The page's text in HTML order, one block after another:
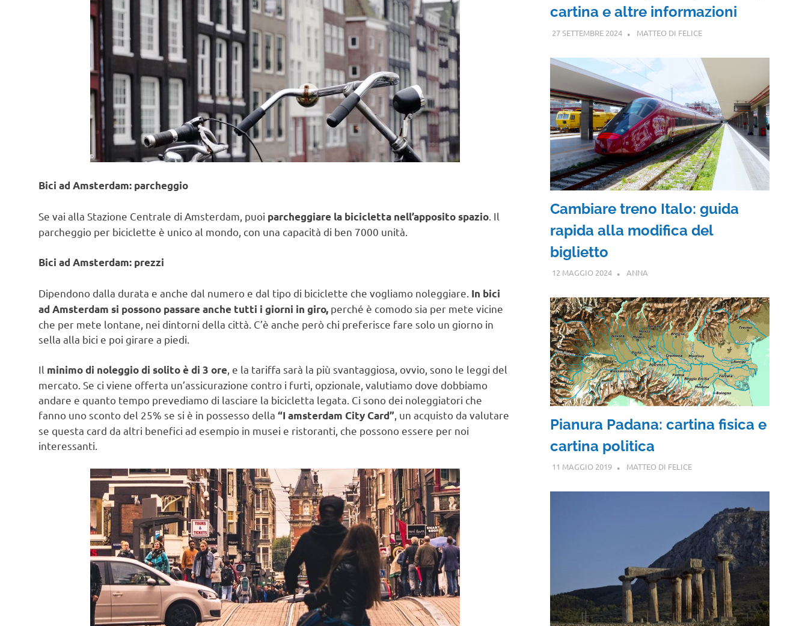
Bici ad Amsterdam: parcheggio
Se vai alla Stazione Centrale di Amsterdam, puoi parcheggiare la bicicletta nell’apposito spazio . Il
parcheggio per biciclette è unico al mondo, con una capacità di ben 7000 unità.
Bici ad Amsterdam: prezzi
Dipendono dalla durata e anche dal numero e dal tipo di biciclette che vogliamo noleggiare. In bici
ad Amsterdam si possono passare anche tutti i giorni in giro, perché è comodo sia per mete vicine
che per mete lontane, nei dintorni della città. C’è anche però chi preferisce fare solo un giorno in
sella alla bici e poi girare a piedi.
Il minimo di noleggio di solito è di 3 ore, e la tariffa sarà la più svantaggiosa, ovvio, sono le leggi del
mercato. Se ci viene offerta un’assicurazione contro i furti, opzionale, valutiamo dove dobbiamo
andare e quanto tempo prevediamo di lasciare la bicicletta legata. Ci sono dei noleggiatori che
fanno uno sconto del 25% se si è in possesso della “I amsterdam City Card”, un acquisto da valutare
se questa card da altri benefici ad esempio in musei e ristoranti, che possono essere per noi
interessanti.
cartina e altre informazioni
27 SETTEMBRE 2024 MATTEO DI FELICE
Cambiare treno Italo: guida
rapida alla modifica del
biglietto
12 MAGGIO 2024 ANNA
Pianura Padana: cartina fisica e
cartina politica
11 MAGGIO 2019 MATTEO DI FELICE